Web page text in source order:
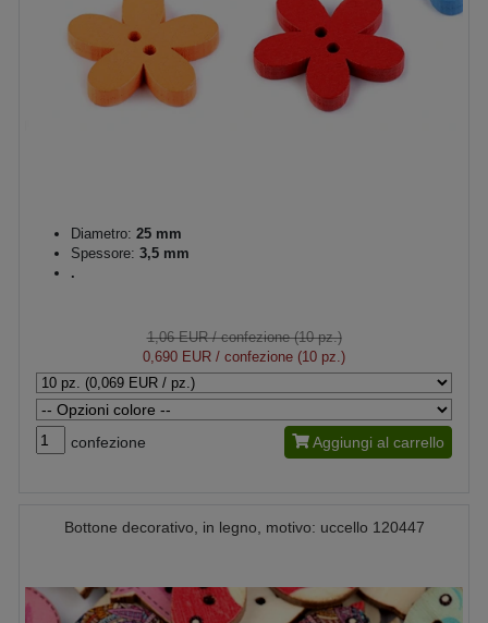
Diametro: 25 mm
Spessore: 3,5 mm
.
1,06 EUR/ confezione (10 pz.)
0,690 EUR / confezione (10 pz.)
confezione Aggiungi al carrello
Bottone decorativo, in legno, motivo: uccello 120447